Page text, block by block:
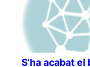
S’ha acabat